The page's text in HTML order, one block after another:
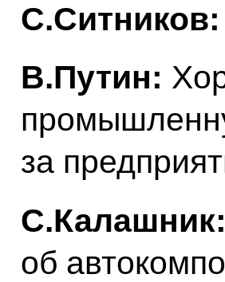
С.Ситников:
В.Путин:
за
С.Калашник:
об